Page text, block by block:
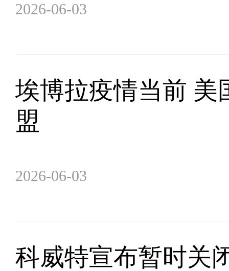
2026-06-03
埃博拉疫情当前 美
盟
2026-06-03
科威特宣布暂时关